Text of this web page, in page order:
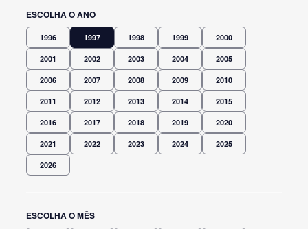
ESCOLHA O ANO
1996 1997 1998 1999 2000
2001 2002 2003 2004 2005
2006 2007 2008 2009 2010
2011 2012 2013 2014 2015
2016 2017 2018 2019 2020
2021 2022 2023 2024 2025
2026
ESCOLHA O MÊS